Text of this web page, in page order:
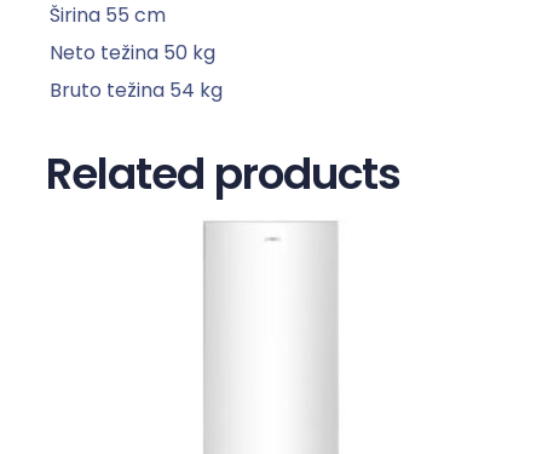
č
n
Širina 55 cm
Neto težina 50 kg
Bruto težina 54 kg
Related products